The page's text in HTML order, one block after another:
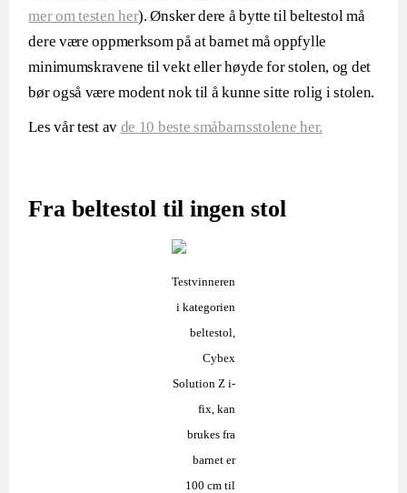
mer om testen her). Ønsker dere å bytte til beltestol må
dere være oppmerksom på at barnet må oppfylle
minimumskravene til vekt eller høyde for stolen, og det
bør også være modent nok til å kunne sitte rolig i stolen.
Les vår test av de 10 beste småbarnsstolene her.
Fra beltestol til ingen stol
Testvinneren
i kategorien
beltestol,
Cybex
Solution Z i-
fix, kan
brukes fra
barnet er
100 cm til